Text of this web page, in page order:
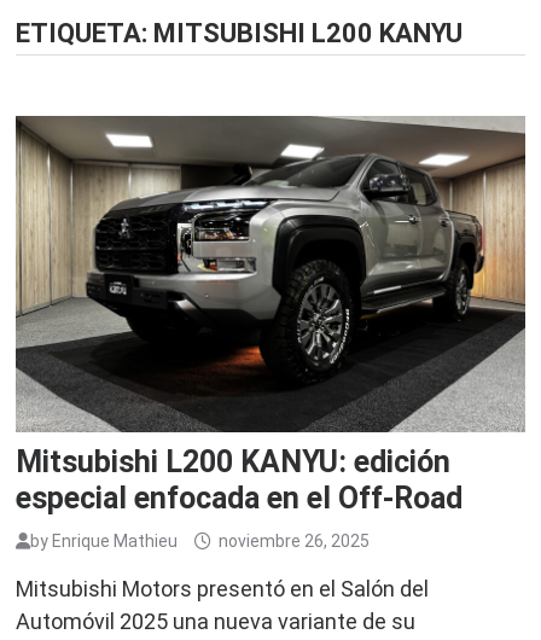
ETIQUETA: MITSUBISHI L200 KANYU
Mitsubishi L200 KANYU: edición
especial enfocada en el Off-Road
by Enrique Mathieu noviembre 26, 2025
Mitsubishi Motors presentó en el Salón del
Automóvil 2025 una nueva variante de su